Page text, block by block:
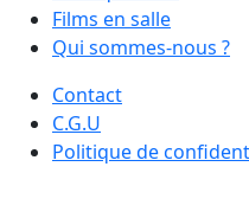
Films en salle
Qui sommes-nous ?
Contact
C.G.U
Politique de